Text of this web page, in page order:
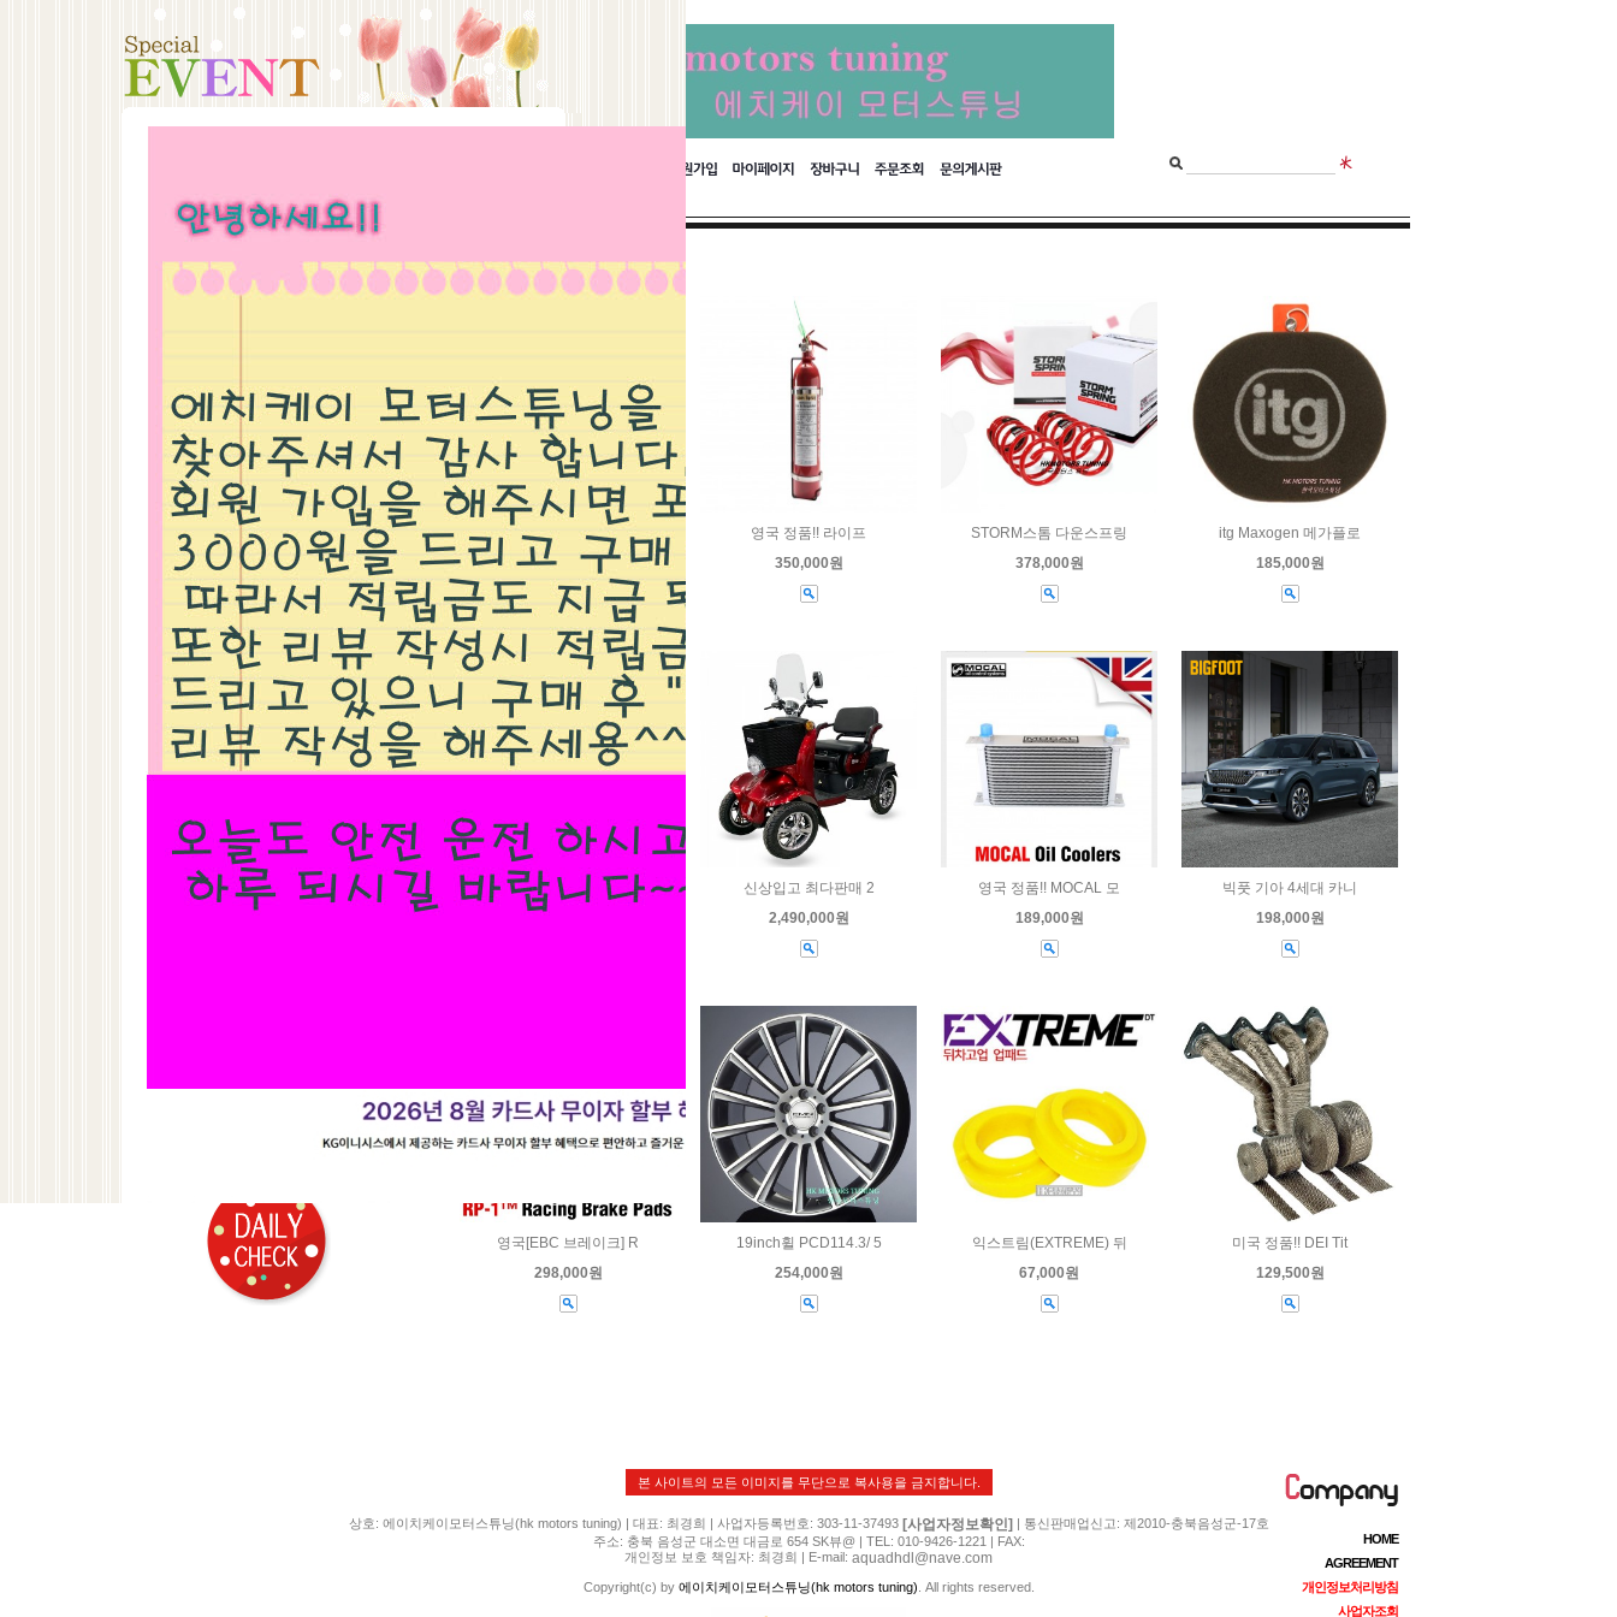
점화/엔진
바디/밋션/스트럿바/언더바/바디강성
외
서스펜션
브레이크
게이지/미터
터보용품
레이싱/모터스포츠
오일/첨가제/케미컬
튜닝악세사리
에어로파츠
휠/타이어
차량매트
대쉬보드 커버
EBC브레이크패드/옐로우스터프
질문과 대답
아이바크 차고다운스
480,000원
영국 정품!! 라이프
350,000원
STORM스톰 다운스프링
378,000원
itg Maxogen 메가플로
185,000원
익스트림 슬림4P 브레
신상입고 최다판매 2
2,490,000원
영국 정품!! MOCAL 모
189,000원
빅풋 기아 4세대 카니
198,000원
영국[EBC 브레이크] R
298,000원
19inch휠 PCD114.3/ 5
254,000원
익스트림(EXTREME) 뒤
67,000원
미국 정품!! DEI Tit
129,500원
본 사이트의 모든 이미지를 무단으로 복사용을 금지합니다.
HOME
AGREEMENT
개인정보처리방침
사업자조회
상호: 에이치케이모터스튜닝(hk motors tuning) | 대표: 최경희 | 사업자등록번호: 303-11-37493 [사업자정보확인] | 통신판매업신고: 제2010-충북음성군-17호
주소: 충북 음성군 대소면 대금로 654 SK뷰@ | TEL: 010-9426-1221 | FAX:
개인정보 보호 책임자: 최경희 | E-mail: aquadhdl@nave.com
Copyright(c) by 에이치케이모터스튜닝(hk motors tuning) . All rights reserved.